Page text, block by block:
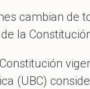
cambian de
la
(UBC)